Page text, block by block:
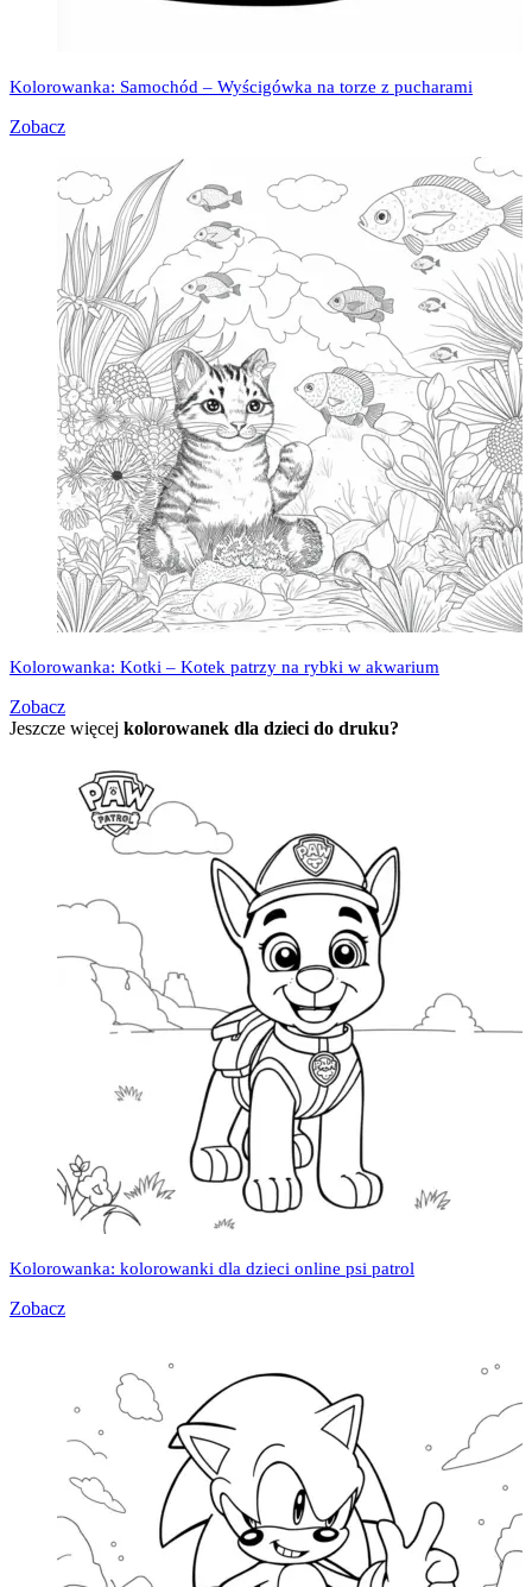
Kolorowanka: Samochód – Wyścigówka na torze z pucharami
Zobacz
Kolorowanka: Kotki – Kotek patrzy na rybki w akwarium
Zobacz
Jeszcze więcej kolorowanek dla dzieci do druku?
Kolorowanka: kolorowanki dla dzieci online psi patrol
Zobacz